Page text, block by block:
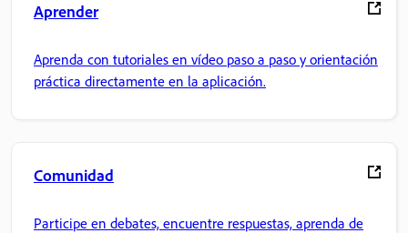
Aprender
Aprenda con tutoriales en vídeo paso a paso y orientación
práctica directamente en la aplicación.
Comunidad
Participe en debates, encuentre respuestas, aprenda de